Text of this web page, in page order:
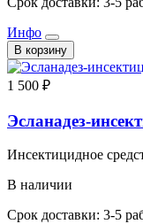
Инфо
В корзину
1 500 ₽
Эсланадез-
Инсектицидное
В наличии
Срок доставки: 3-5